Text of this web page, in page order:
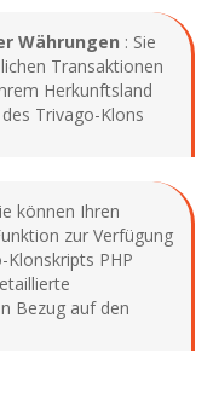
Währungen : Sie
Transaktionen
Herkunftsland
Trivago-Klons
können Ihren
zur Verfügung
PHP
Bezug auf den